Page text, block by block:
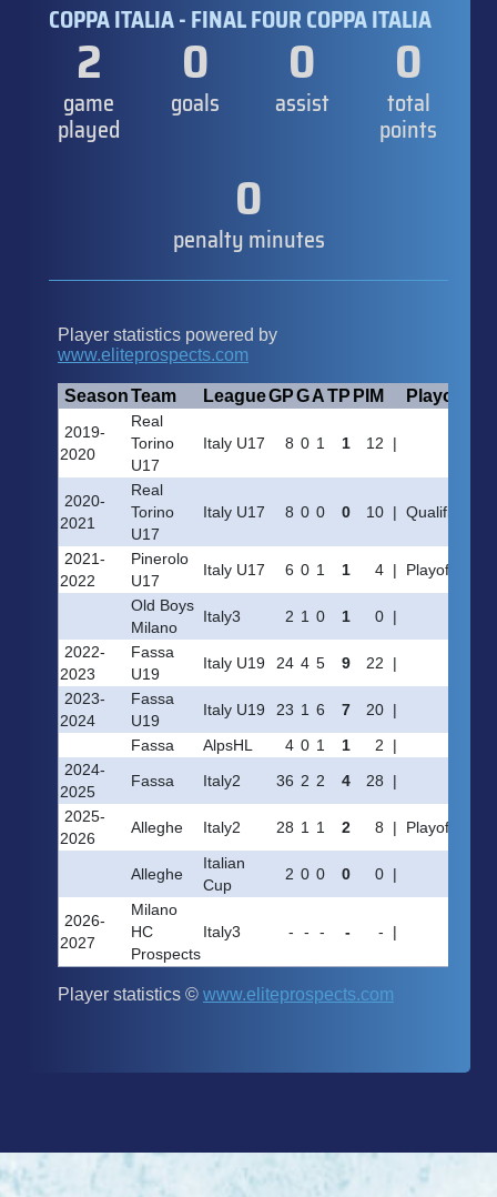
COPPA ITALIA - FINAL FOUR COPPA ITALIA
2
game
played
0
goals
0
assist
0
total
points
0
penalty minutes